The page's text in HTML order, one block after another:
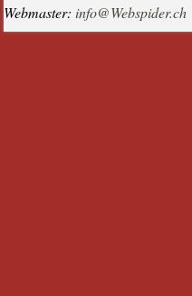
Webmaster: info@Webspider.ch